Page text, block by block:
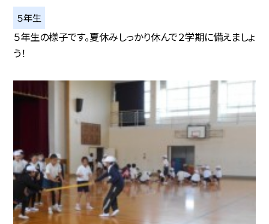
５年生
５年生の様子です。夏休みしっかり休んで２学期に備えましょ
う！